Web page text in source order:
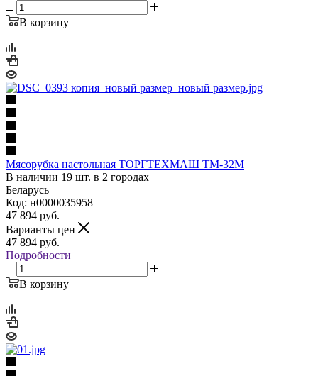
В корзину
Мясорубка настольная ТОРГТЕХМАШ ТМ-32М
В наличии 19 шт. в 2 городах
Беларусь
Код: н0000035958
47 894 руб.
Варианты цен
47 894 руб.
Подробности
В корзину